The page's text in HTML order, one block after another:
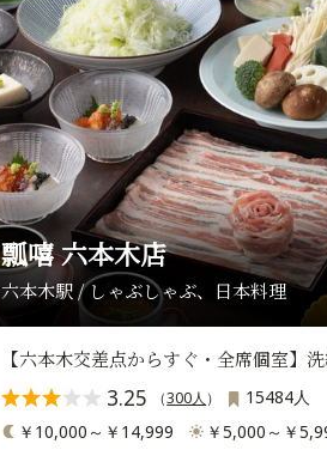
瓢嘻 六本木店
六本木駅 / しゃぶしゃぶ、日本料理
【六本木交差点からすぐ・全席個室】
3.25 （300人 ）
15484人
￥10,000～￥14,999
￥5,000～￥